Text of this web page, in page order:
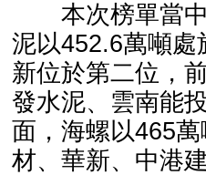
本次榜單當中
泥以452.6萬噸處
新位於第二位，
發水泥、雲南能
面，海螺以465
材、華新、中港